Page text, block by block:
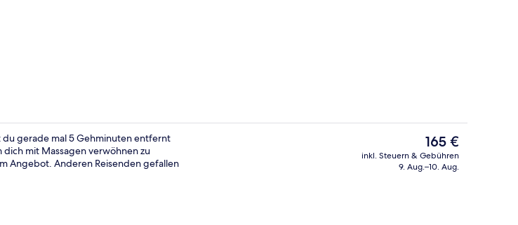
Lobby-Lounge
gerade mal 5 Gehminuten entfernt
mit Massagen verwöhnen zu
Angebot. Anderen Reisenden gefallen
Der
aktuelle
Preis
165 €
inkl. Steuern & Gebühren
9. Aug.–10. Aug.